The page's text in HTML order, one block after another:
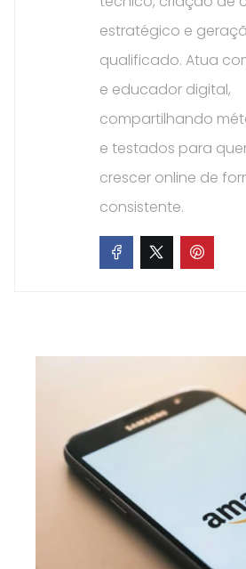
estratégico e
qualificado. Atua
e educador digital,
compartilhando
e testados para
crescer online de
consistente.